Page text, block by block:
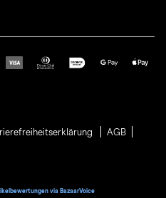
AGB
via BazaarVoice